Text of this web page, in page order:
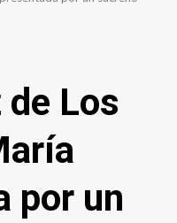
de Los
por un